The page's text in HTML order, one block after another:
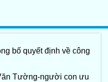
bố quyết định về công
Tường-người con ưu